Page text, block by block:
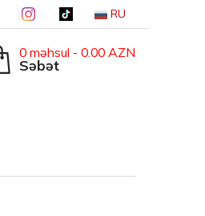
RU
Səbət
0 məhsul - 0.00 AZN